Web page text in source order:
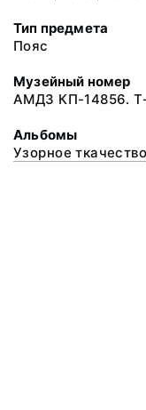
Тип предмета
Пояс
Музейный номер
АМДЗ КП-14856.
Альбомы
Узорное ткачество